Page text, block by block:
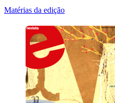
Matérias da edição